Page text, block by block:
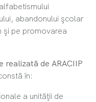
abandonului şcolar
şi pe promovarea
de ARACIIP
în:
a unităţii de